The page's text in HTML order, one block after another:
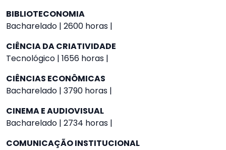
BIBLIOTECONOMIA
Bacharelado | 2600 horas |
CIÊNCIA DA CRIATIVIDADE
Tecnológico | 1656 horas |
CIÊNCIAS ECONÔMICAS
Bacharelado | 3790 horas |
CINEMA E AUDIOVISUAL
Bacharelado | 2734 horas |
COMUNICAÇÃO INSTITUCIONAL